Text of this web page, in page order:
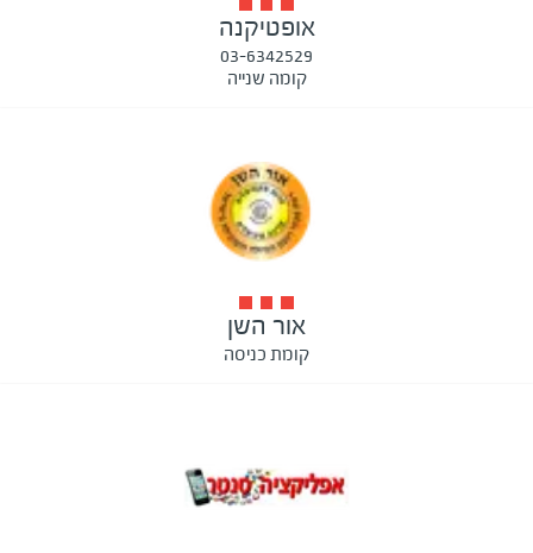
אופטיקנה
03-6342529
קומה שנייה
אור השן
קומת כניסה